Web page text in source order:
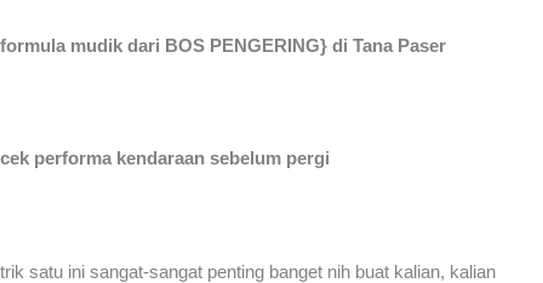
formula mudik dari BOS PENGERING} di Tana Paser
cek performa kendaraan sebelum pergi
trik satu ini sangat-sangat penting banget nih buat kalian, kalian